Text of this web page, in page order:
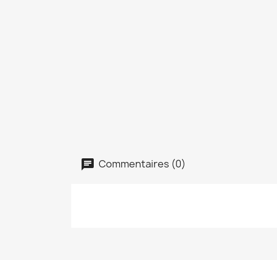
Commentaires (0)